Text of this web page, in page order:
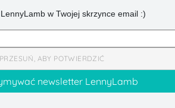
w Twojej skrzynce email :)
ABY POTWIERDZIĆ